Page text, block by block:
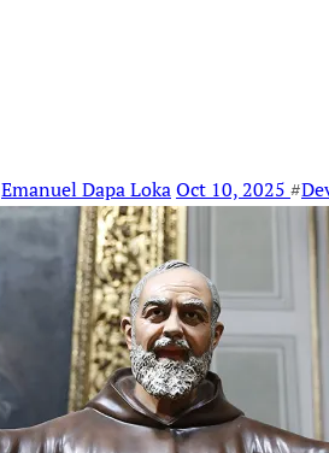
Emanuel Dapa LokaOct 10, 2025 #